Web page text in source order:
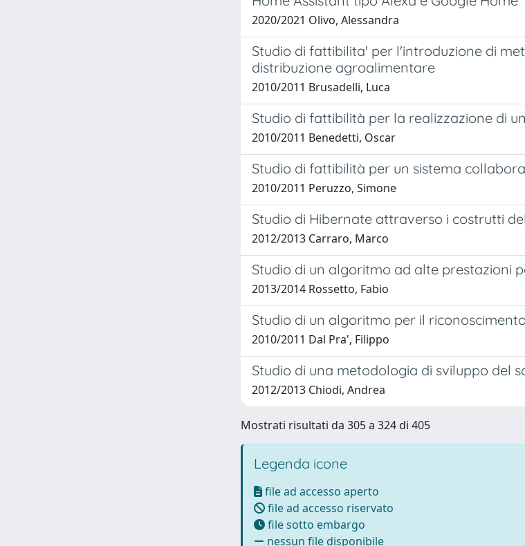
2020/2021 Olivo, Alessandra
Studio di fattibilita' per l'introduzione di
distribuzione agroalimentare
2010/2011 Brusadelli, Luca
Studio di fattibilità per la realizzazione di
2010/2011 Benedetti, Oscar
Studio di fattibilità per un sistema
2010/2011 Peruzzo, Simone
Studio di Hibernate attraverso i costrutti
2012/2013 Carraro, Marco
Studio di un algoritmo ad alte prestazioni
2013/2014 Rossetto, Fabio
Studio di un algoritmo per il
2010/2011 Dal Pra', Filippo
Studio di una metodologia di sviluppo del
2012/2013 Chiodi, Andrea
Mostrati risultati da 305 a 324 di 405
Legenda icone
file ad accesso aperto
file ad accesso riservato
file sotto embargo
nessun file disponibile